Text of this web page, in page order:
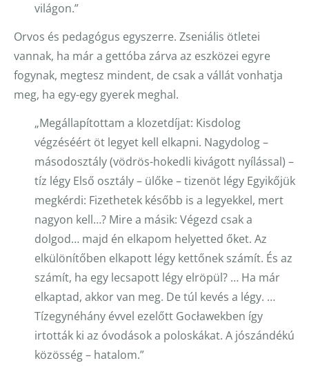
világon.”
Orvos és pedagógus egyszerre. Zseniális ötletei
vannak, ha már a gettóba zárva az eszközei egyre
fogynak, megtesz mindent, de csak a vállát vonhatja
meg, ha egy-egy gyerek meghal.
„Megállapítottam a klozetdíjat: Kisdolog
végzéséért öt legyet kell elkapni. Nagydolog –
másodosztály (vödrös-hokedli kivágott nyílással) –
tíz légy Első osztály – ülőke – tizenöt légy Egyikőjük
megkérdi: Fizethetek később is a legyekkel, mert
nagyon kell…? Mire a másik: Végezd csak a
dolgod… majd én elkapom helyetted őket. Az
elkülönítőben elkapott légy kettőnek számít. És az
számít, ha egy lecsapott légy elröpül? … Ha már
elkaptad, akkor van meg. De túl kevés a légy. …
Tízegynéhány évvel ezelőtt Gocławekben így
irtották ki az óvodások a poloskákat. A jószándékú
közösség – hatalom.”